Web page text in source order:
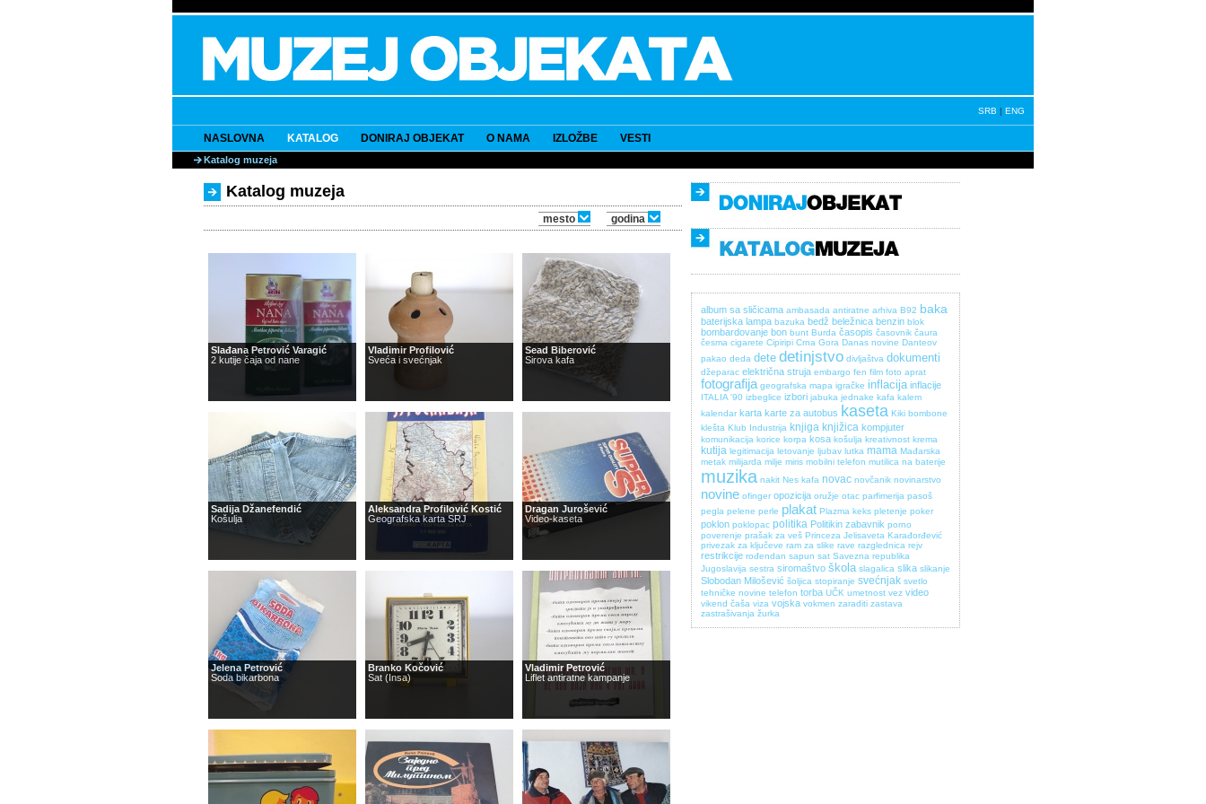
SRB | ENG
NASLOVNA KATALOG DONIRAJ OBJEKAT O NAMA IZLOŽBE VESTI
Katalog muzeja
Katalog muzeja
mesto godina
Slađana Petrović Varagić
2 kutije čaja od nane
Vladimir Profilović
Sveća i svećnjak
Sead Biberović
Sirova kafa
Sadija Džanefendić
Košulja
Aleksandra Profilović Kostić
Geografska karta SRJ
Dragan Jurošević
Video-kaseta
Jelena Petrović
Soda bikarbona
Branko Kočović
Sat (Insa)
Vladimir Petrović
Liflet antiratne kampanje
album sa sličicama ambasada antiratne arhiva B92 baka
baterijska lampa bazuka bedž beležnica benzin blok
bombardovanje bon bunt Burda časopis časovnik čaura
česma cigarete Cipiripi Crna Gora Danas novine Danteov
pakao deda dete detinjstvo divljaštva dokumenti
džeparac električna struja embargo fen film foto aprat
fotografija geografska mapa igračke inflacija inflacije
ITALIA '90 izbeglice izbori jabuka jednake kafa kalem
kalendar karta karte za autobus kaseta Kiki bombone
klešta Klub Industrija knjiga knjižica kompjuter
komunikacija korice korpa kosa košulja kreativnost krema
kutija legitimacija letovanje ljubav lutka mama Mađarska
metak milijarda milje miris mobilni telefon mutilica na baterije
muzika nakit Nes kafa novac novčanik novinarstvo
novine ofinger opozicija oružje otac parfimerija pasoš
pegla pelene perle plakat Plazma keks pletenje poker
poklon poklopac politika Politikin zabavnik porno
poverenje prašak za veš Princeza Jelisaveta Karađorđević
privezak za ključeve ram za slike rave razglednica rejv
restrikcije rođendan sapun sat Savezna republika
Jugoslavija sestra siromaštvo škola slagalica slika slikanje
Slobodan Milošević šoljica stopiranje svećnjak svetlo
tehničke novine telefon torba UČK umetnost vez video
vikend čaša viza vojska vokmen zaraditi zastava
zastrašivanja žurka